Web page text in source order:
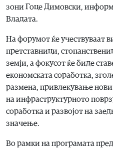
зони Гоце Димовски,
Владата.
На форумот ќе учествуваат
претставници,
земји, а фокусот ќе биде
економската соработка,
размена, привлекување
на инфраструктурното
соработка и развојот на
значење.
Во рамки на програмата